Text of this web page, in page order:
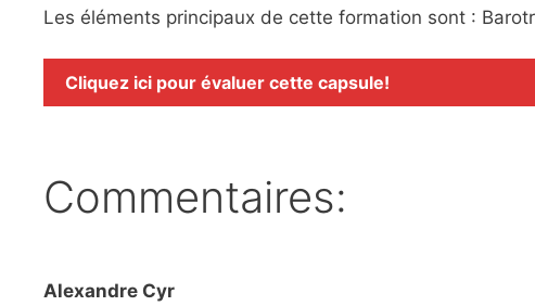
Les éléments principaux de cette formation sont :
Cliquez ici pour évaluer cette capsule!
Commentaires:
Alexandre Cyr